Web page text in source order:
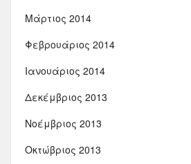
Μάρτιος 2014
Φεβρουάριος 2014
Ιανουάριος 2014
Δεκέμβριος 2013
Νοέμβριος 2013
Οκτώβριος 2013